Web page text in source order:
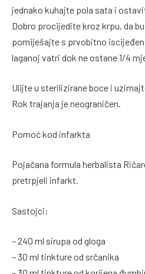
jednako kuhajte pola sata i
Dobro procijedite kroz krpu, da
pomiješajte s prvobitno
laganoj vatri dok ne ostane 1/4
Ulijte u sterilizirane boce i
Rok trajanja je neograničen.
Pomoć kod infarkta
Pojačana formula herbalista
pretrpjeli infarkt.
Sastojci:
– 240 ml sirupa od gloga
– 30 ml tinkture od srčanika